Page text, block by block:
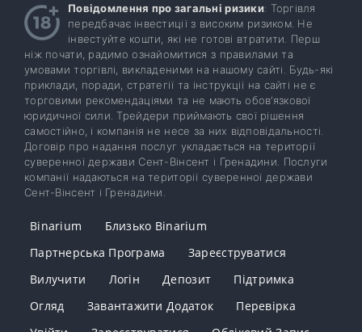
Повідомлення про загальні ризики: Торгівля
передбачає інвестиції з високим ризиком. Не
інвестуйте кошти, які не готові втратити. Перш
ніж почати, радимо ознайомитися з правилами та
умовами торгівлі, викладеними на нашому сайті. Будь-які
приклади, поради, стратегії та інструкції на сайті не є
торговими рекомендаціями та не мають обов’язкової
юридичної сили. Трейдери приймають свої рішення
самостійно, і компанія не несе за них відповідальності.
Договір про надання послуг укладається на території
суверенної держави Сент-Вінсент і Гренадини. Послуги
компанії надаються на території суверенної держави
Сент-Вінсент і Гренадини.
Binarium
Близько Binarium
Партнерська Програма
Зареєструватися
Вилучити
Логін Депозит
Підтримка
Огляд
Завантажити Додаток
Перевірка